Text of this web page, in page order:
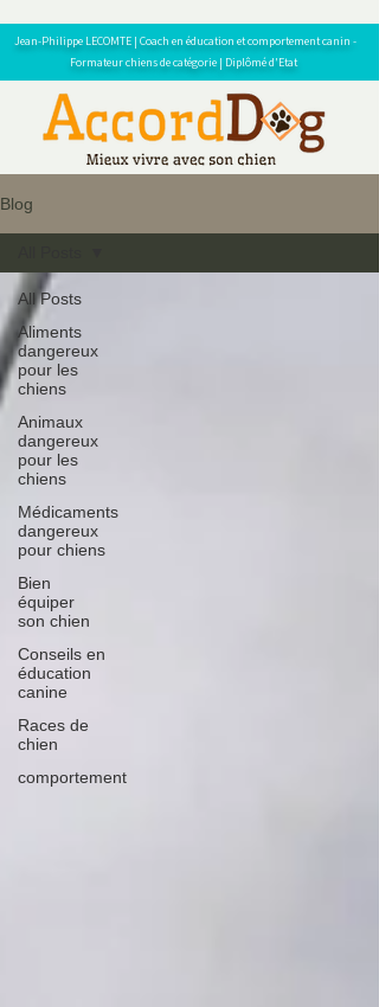
Jean-Philippe LECOMTE | Coach en éducation et comportement canin -
Formateur chiens de catégorie | Diplômé d'Etat
Blog
All Posts
Aliments
dangereux
pour les
chiens
Animaux
dangereux
pour les
chiens
Médicaments
dangereux
pour chiens
Bien
équiper
son chien
Conseils en
éducation
canine
Races de
chien
comportement